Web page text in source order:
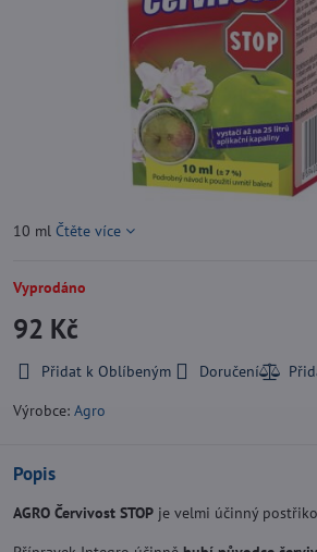
10 ml Čtěte více
Vyprodáno
92 Kč
Přidat k Oblíbeným
Doručení
Výrobce: Agro
Popis
AGRO Červivost STOP je velmi účinný